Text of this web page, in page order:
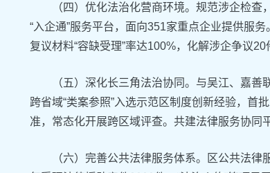
（四）‌优化法治化营商环境。规范涉企检
“入企通”服务平台，面向351家重点企业提供服
复议材料“容缺受理”率达100%，化解涉企争议20
（五）‌深化长三角法治协同。与吴江、嘉
跨省域“类案参照”入选示范区制度创新经验，首
准，常态化开展跨区域评查。共建法律服务协同
（六）‌完善公共法律服务体系。区公共法